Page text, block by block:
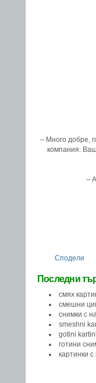
– Много добре,
компания.
–
Сподели
Последни
смях
смешни
снимки с
smeshni
gotini
готини
картинки